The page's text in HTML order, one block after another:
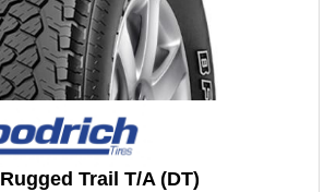
Rugged Trail T/A (DT)